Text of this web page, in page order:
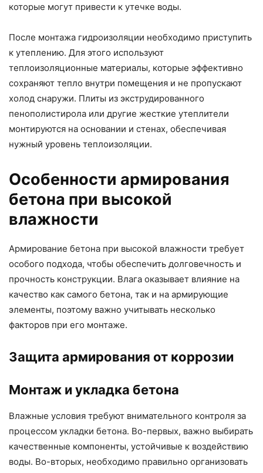
которые могут привести к утечке воды.
После монтажа гидроизоляции необходимо приступить
к утеплению. Для этого используют
теплоизоляционные материалы, которые эффективно
сохраняют тепло внутри помещения и не пропускают
холод снаружи. Плиты из экструдированного
пенополистирола или другие жесткие утеплители
монтируются на основании и стенах, обеспечивая
нужный уровень теплоизоляции.
Особенности армирования
бетона при высокой
влажности
Армирование бетона при высокой влажности требует
особого подхода, чтобы обеспечить долговечность и
прочность конструкции. Влага оказывает влияние на
качество как самого бетона, так и на армирующие
элементы, поэтому важно учитывать несколько
факторов при его монтаже.
Защита армирования от коррозии
Монтаж и укладка бетона
Влажные условия требуют внимательного контроля за
процессом укладки бетона. Во-первых, важно выбирать
качественные компоненты, устойчивые к воздействию
воды. Во-вторых, необходимо правильно организовать